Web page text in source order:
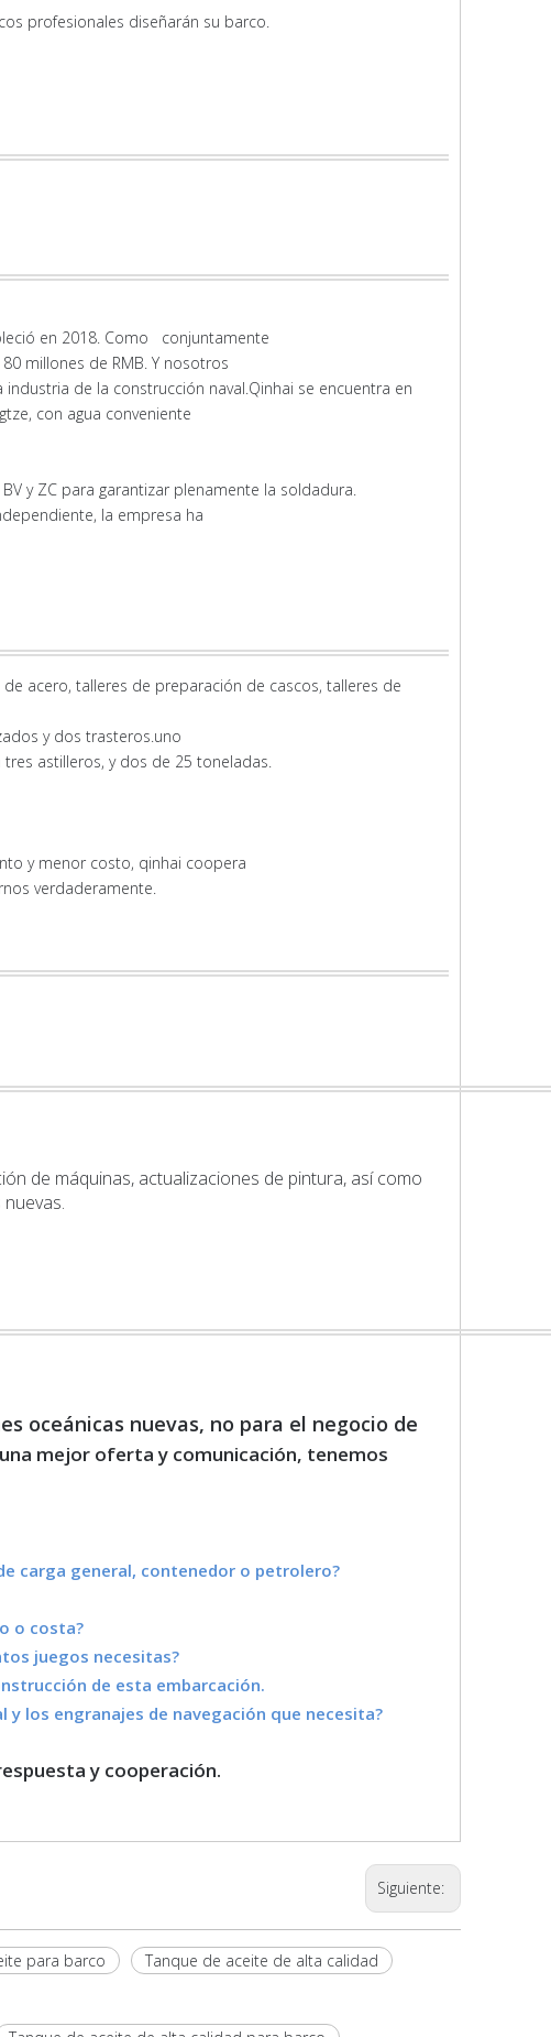
profesionales diseñarán su barco.
en 2018. Como conjuntamente
millones de RMB. Y nosotros
de la construcción naval.Qinhai se encuentra en
con agua conveniente
y ZC para garantizar plenamente la soldadura.
la empresa ha
acero, talleres de preparación de cascos, talleres de
y dos trasteros.uno
astilleros, y dos de 25 toneladas.
y menor costo, qinhai coopera
verdaderamente.
de máquinas, actualizaciones de pintura, así como
oceánicas nuevas, no para el negocio de
mejor oferta y comunicación, tenemos
carga general, contenedor o petrolero?
o costa?
juegos necesitas?
de esta embarcación.
los engranajes de navegación que necesita?
y cooperación.
Siguiente:
para barco
Tanque de aceite de alta calidad